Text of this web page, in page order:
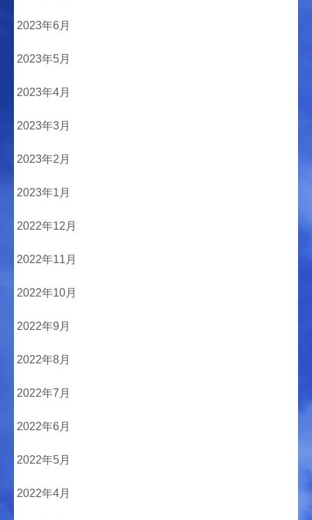
2023年6月
2023年5月
2023年4月
2023年3月
2023年2月
2023年1月
2022年12月
2022年11月
2022年10月
2022年9月
2022年8月
2022年7月
2022年6月
2022年5月
2022年4月